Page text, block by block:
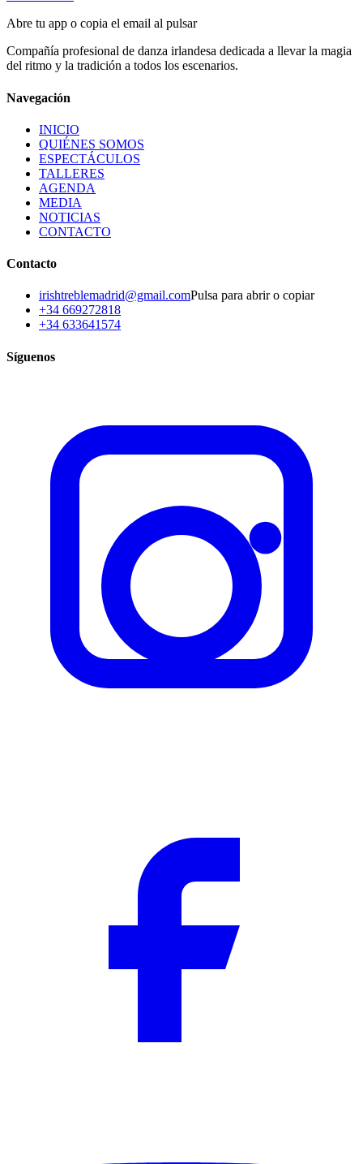
Abre tu app o copia el email al pulsar
Compañía profesional de danza irlandesa dedicada a llevar la magia
del ritmo y la tradición a todos los escenarios.
Navegación
INICIO
QUIÉNES SOMOS
ESPECTÁCULOS
TALLERES
AGENDA
MEDIA
NOTICIAS
CONTACTO
Contacto
irishtreblemadrid@gmail.comPulsa para abrir o copiar
+34 669272818
+34 633641574
Síguenos